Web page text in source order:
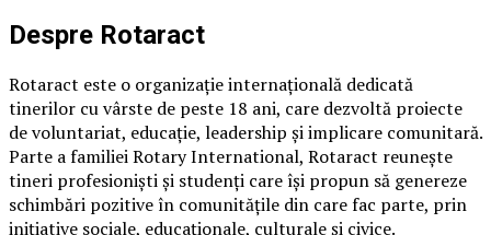
Despre Rotaract
Rotaract este o organizație internațională dedicată
tinerilor cu vârste de peste 18 ani, care dezvoltă proiecte
de voluntariat, educație, leadership și implicare comunitară.
Parte a familiei Rotary International, Rotaract reunește
tineri profesioniști și studenți care își propun să genereze
schimbări pozitive în comunitățile din care fac parte, prin
inițiative sociale, educaționale, culturale și civice.